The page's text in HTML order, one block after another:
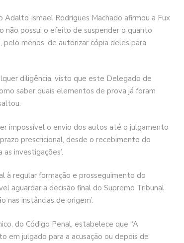
Ismael Rodrigues Machado afirmou a Fux
não possui o efeito de suspender o quanto
menos, de autorizar cópia deles para
diligência, visto que este Delegado de
saber quais elementos de prova já foram
impossível o envio dos autos até o julgamento
prescricional, desde o recebimento do
investigações’.
à regular formação e prosseguimento do
aguardar a decisão final do Supremo Tribunal
nas instâncias de origem’.
do Código Penal, estabelece que “A
em julgado para a acusação ou depois de